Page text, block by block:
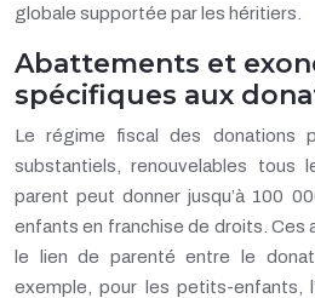
globale supportée par les héritiers.
Abattements et
spécifiques aux
Le régime fiscal des donations
substantiels, renouvelables tous
parent peut donner jusqu’à 100
enfants en franchise de droits. Ces
le lien de parenté entre le
exemple, pour les petits-enfants,